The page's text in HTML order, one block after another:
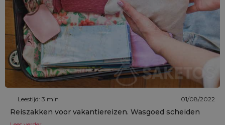
Leestijd: 3 min 01/08/2022
Reiszakken voor vakantiereizen. Wasgoed scheiden